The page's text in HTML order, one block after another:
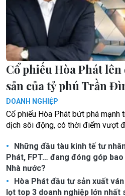
Cổ phiếu Hòa Phát
sản của tỷ phú Trần
DOANH NGHIỆP
Cổ phiếu Hòa Phát bứt phá
dịch sôi động, có thời điểm vượt
Những đầu tàu kinh tế tư
Phát, FPT… đang đóng góp
Nhà nước?
Hòa Phát đầu tư sản xuất
lọt top 3 doanh nghiệp lớn nhất